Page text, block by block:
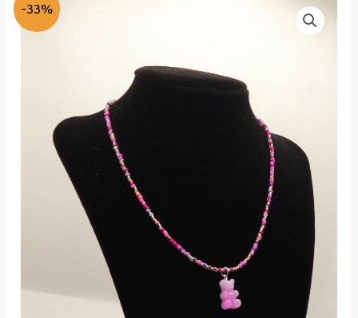
-33%